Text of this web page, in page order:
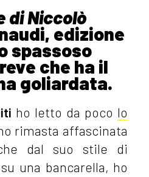
di Niccolò
edizione
spassoso
che ha il
goliardata.
ho letto da poco Io
rimasta affascinata
dal suo stile di
una bancarella, ho